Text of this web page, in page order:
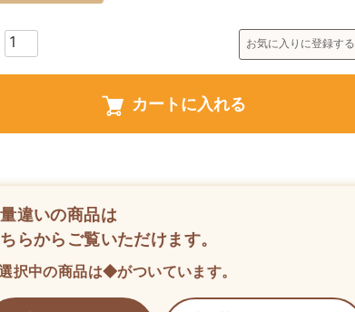
お気に入りに登録する
カートに入れる
違いの商品は
らからご覧いただけます。
択中の商品は◆がついています。